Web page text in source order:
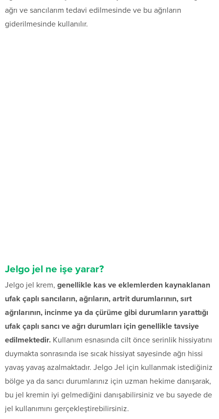
ağrı ve sancılarım tedavi edilmesinde ve bu ağrıların
giderilmesinde kullanılır.
Jelgo jel ne işe yarar?
Jelgo jel krem, genellikle kas ve eklemlerden kaynaklanan
ufak çaplı sancıların, ağrıların, artrit durumlarının, sırt
ağrılarının, incinme ya da çürüme gibi durumların yarattığı
ufak çaplı sancı ve ağrı durumları için genellikle tavsiye
edilmektedir. Kullanım esnasında cilt önce serinlik hissiyatını
duymakta sonrasında ise sıcak hissiyat sayesinde ağrı hissi
yavaş yavaş azalmaktadır. Jelgo Jel için kullanmak istediğiniz
bölge ya da sancı durumlarınız için uzman hekime danışarak,
bu jel kremin iyi gelmediğini danışabilirsiniz ve bu sayede de
jel kullanımını gerçekleştirebilirsiniz.